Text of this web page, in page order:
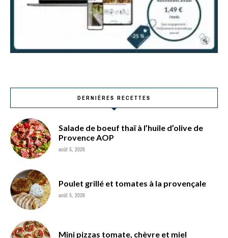
DERNIÈRES RECETTES
Salade de boeuf thaï à l’huile d’olive de
Provence AOP
août 5, 2026
Poulet grillé et tomates à la provençale
août 5, 2026
Mini pizzas tomate, chèvre et miel